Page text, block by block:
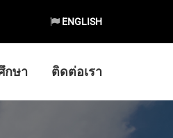
ENGLISH
กษา ติดต่อเรา